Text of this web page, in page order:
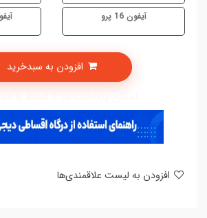
آیفون 16 پرو آیفون